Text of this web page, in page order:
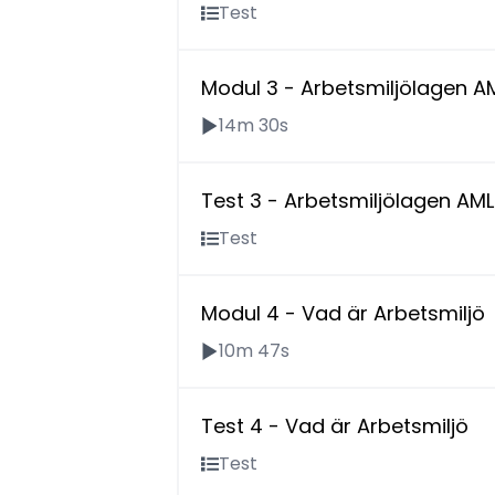
Test
Modul 3 - Arbetsmiljölagen
14m 30s
Test 3 - Arbetsmiljölagen AML
Test
Modul 4 - Vad är Arbetsmiljö
10m 47s
Test 4 - Vad är Arbetsmiljö
Test